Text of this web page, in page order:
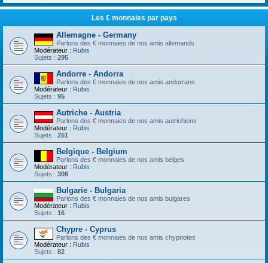
Les € monnaies par pays
Allemagne - Germany
Parlons des € monnaies de nos amis allemands
Modérateur : Rubis
Sujets : 295
Andorre - Andorra
Parlons des € monnaies de nos amis andorrans
Modérateur : Rubis
Sujets : 95
Autriche - Austria
Parlons des € monnaies de nos amis autrichiens
Modérateur : Rubis
Sujets : 251
Belgique - Belgium
Parlons des € monnaies de nos amis belges
Modérateur : Rubis
Sujets : 306
Bulgarie - Bulgaria
Parlons des € monnaies de nos amis bulgares
Modérateur : Rubis
Sujets : 16
Chypre - Cyprus
Parlons des € monnaies de nos amis chypriotes
Modérateur : Rubis
Sujets : 82